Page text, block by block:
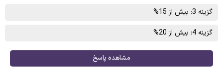
گزینه 3: بیش از 15%
گزینه 4: بیش از 20%
مشاهده پاسخ